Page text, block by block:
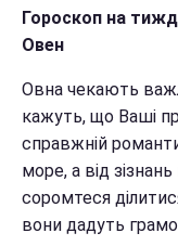
Гороскоп на
Овен
Овна чекають
кажуть, що Ваші
справжній
море, а від
соромтеся
вони дадуть